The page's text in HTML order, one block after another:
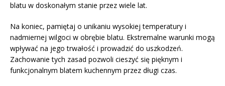
blatu w doskonałym stanie przez wiele lat.
Na koniec, pamiętaj o unikaniu wysokiej temperatury i
nadmiernej wilgoci w obrębie blatu. Ekstremalne warunki mogą
wpływać na jego trwałość i prowadzić do uszkodzeń.
Zachowanie tych zasad pozwoli cieszyć się pięknym i
funkcjonalnym blatem kuchennym przez długi czas.